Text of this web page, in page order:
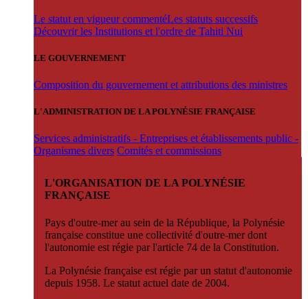
Le statut en vigueur commentéLes statuts successifs
Découvrir les Institutions et l'ordre de Tahiti Nui
LE GOUVERNEMENT
Composition du gouvernement et attributions des ministres
L'ADMINISTRATION DE LA POLYNÉSIE FRANÇAISE
Services administratifs - Entreprises et établissements public -
Organismes divers Comités et commissions
L'ORGANISATION DE LA POLYNÉSIE
FRANÇAISE
Pays d'outre-mer au sein de la République, la Polynésie
française constitue une collectivité d'outre-mer dont
l'autonomie est régie par l'article 74 de la Constitution.
La Polynésie française est régie par un statut d'autonomie
depuis 1958. Le statut actuel date de 2004.